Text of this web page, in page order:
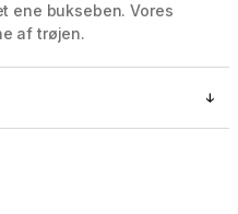
ene bukseben. Vores
af trøjen.